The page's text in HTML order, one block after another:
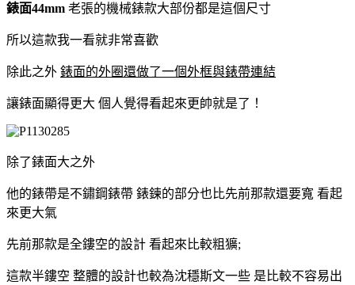
錶面44mm 老張的機械錶款大部份都是這個尺寸
所以這款我一看就非常喜歡
除此之外 錶面的外圈還做了一個外框與錶帶連結
讓錶面顯得更大 個人覺得看起來更帥就是了！
除了錶面大之外
他的錶帶是不鏽鋼錶帶 錶鍊的部分也比先前那款還要寬 看起
來更大氣
先前那款是全鏤空的設計 看起來比較粗獷;
這款半鏤空 整體的設計也較為沈穩斯文一些 是比較不容易出